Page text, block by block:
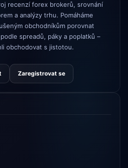
ztráta regulační licence 3d
výběru nyní 24
4d
recenzí forex brokerů, srovnání
a analýzy trhu. Pomáháme
obchodníkům porovnat
spreadů, páky a poplatků –
obchodovat s jistotou.
Zaregistrovat se